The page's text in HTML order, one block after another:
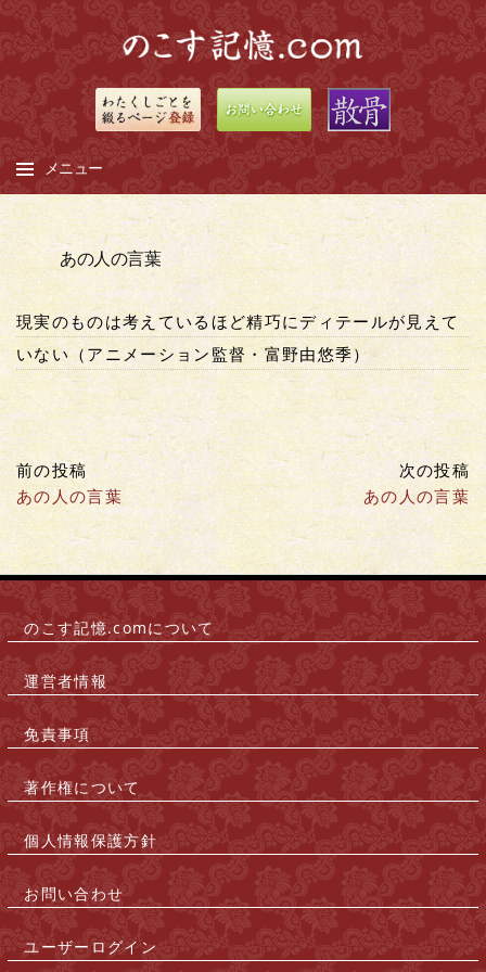
メニュー
コ
ン
テ
ン
ツ
へ
ス
キ
ッ
プ
あの人の言葉
現実のものは考えているほど精巧にディテールが見えて
いない（アニメーション監督・富野由悠季）
前の投稿
あの人の言葉
次の投稿
あの人の言葉
のこす記憶.comについて
運営者情報
免責事項
著作権について
個人情報保護方針
お問い合わせ
ユーザーログイン